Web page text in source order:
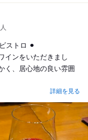
ストロ ⚫︎
インをいただきまし
く、居心地の良い雰囲
詳細を見る